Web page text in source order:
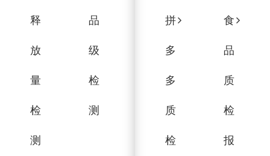
释
放
量
检
测
品
级
检
测
拼
多
多
质
检
食
品
质
检
报